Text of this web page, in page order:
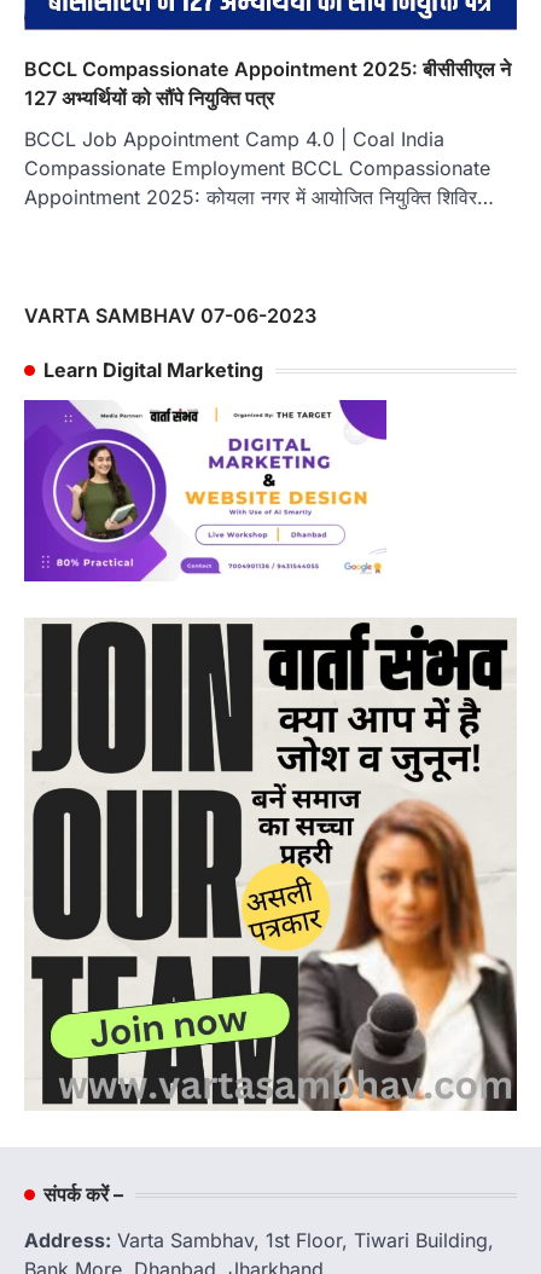
BCCL Compassionate Appointment 2025: बीसीसीएल ने
127 अभ्यर्थियों को सौंपे नियुक्ति पत्र
BCCL Job Appointment Camp 4.0 | Coal India
Compassionate Employment BCCL Compassionate
Appointment 2025: कोयला नगर में आयोजित नियुक्ति शिविर…
VARTA SAMBHAV 07-06-2023
Learn Digital Marketing
संपर्क करें –
Address: Varta Sambhav, 1st Floor, Tiwari Building,